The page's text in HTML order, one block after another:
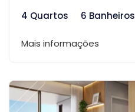
4 Quartos
6 Banheiros
Mais informações